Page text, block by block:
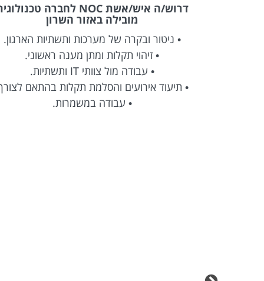
דרוש/ה איש/אשת NOC לחברה טכנולוגית
מובילה באזור השרון
• ניטור ובקרה של מערכות ותשתיות הארגון.
• זיהוי תקלות ומתן מענה ראשוני.
• עבודה מול צוותי IT ותשתיות.
• תיעוד אירועים והסלמת תקלות בהתאם לצורך.
• עבודה במשמרות.
•